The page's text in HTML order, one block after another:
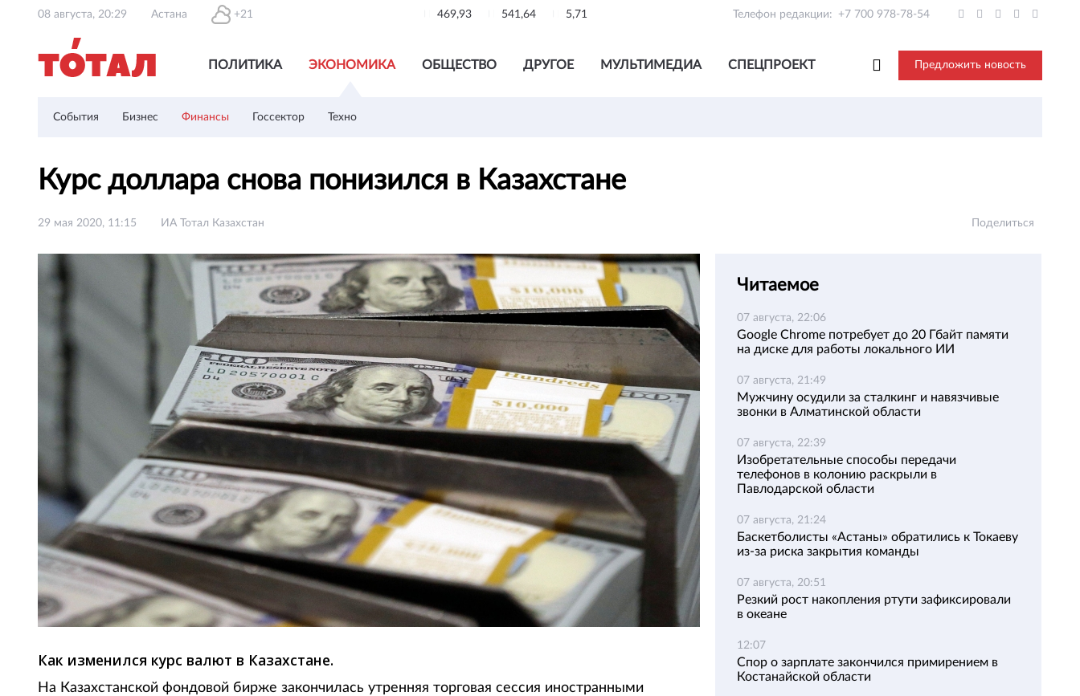
08 августа, 20:29 Астана +21 469,93 541,64 5,71 Телефон редакции: +7 700 978-78-54
ПОЛИТИКА ЭКОНОМИКА ОБЩЕСТВО ДРУГОЕ МУЛЬТИМЕДИА СПЕЦПРОЕКТ Предложить новость
События Бизнес Финансы Госсектор Техно
Курс доллара снова понизился в Казахстане
29 мая 2020, 11:15 ИА Тотал Казахстан Поделиться
Как изменился курс валют в Казахстане.
На Казахстанской фондовой бирже закончилась утренняя торговая сессия иностранными
Читаемое
07 августа, 22:06
Google Chrome потребует до 20 Гбайт памяти
на диске для работы локального ИИ
07 августа, 21:49
Мужчину осудили за сталкинг и навязчивые
звонки в Алматинской области
07 августа, 22:39
Изобретательные способы передачи
телефонов в колонию раскрыли в
Павлодарской области
07 августа, 21:24
Баскетболисты «Астаны» обратились к Токаеву
из-за риска закрытия команды
07 августа, 20:51
Резкий рост накопления ртути зафиксировали
в океане
12:07
Спор о зарплате закончился примирением в
Костанайской области